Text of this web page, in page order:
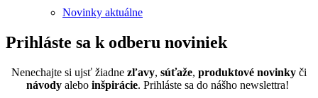
Novinky aktuálne
Prihláste sa k odberu noviniek
Nenechajte si ujsť žiadne zľavy, súťaže, produktové novinky či
návody alebo inšpirácie. Prihláste sa do nášho newslettra!